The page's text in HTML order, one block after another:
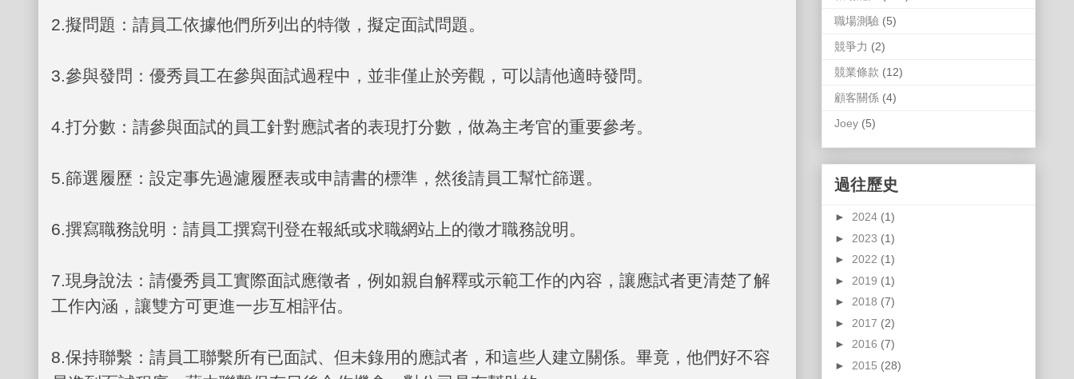
2.擬問題：請員工依據他們所列出的特徵，擬定面試問題。
3.參與發問：優秀員工在參與面試過程中，並非僅止於旁觀，可以請他適時發問。
4.打分數：請參與面試的員工針對應試者的表現打分數，做為主考官的重要參考。
5.篩選履歷：設定事先過濾履歷表或申請書的標準，然後請員工幫忙篩選。
6.撰寫職務說明：請員工撰寫刊登在報紙或求職網站上的徵才職務說明。
7.現身說法：請優秀員工實際面試應徵者，例如親自解釋或示範工作的內容，讓應試者更清楚了解
工作內涵，讓雙方可更進一步互相評估。
8.保持聯繫：請員工聯繫所有已面試、但未錄用的應試者，和這些人建立關係。畢竟，他們好不容
職場測驗 (5)
競爭力 (2)
競業條款 (12)
顧客關係 (4)
Joey (5)
過往歷史
► 2024 (1)
► 2023 (1)
► 2022 (1)
► 2019 (1)
► 2018 (7)
► 2017 (2)
► 2016 (7)
► 2015 (28)